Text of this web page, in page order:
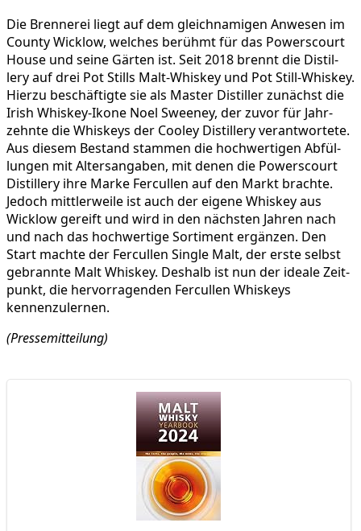
Die Bren­ne­rei liegt auf dem gleich­na­mi­gen Anwe­sen im
Coun­ty Wick­low, wel­ches berühmt für das Powers­court
House und sei­ne Gär­ten ist. Seit 2018 brennt die Distil­
lery auf drei Pot Stills Malt-Whis­key und Pot Still-Whis­key.
Hier­zu beschäf­tig­te sie als Mas­ter Distil­ler zunächst die
Irish Whis­key-Iko­ne Noel Sweeney, der zuvor für Jahr­
zehn­te die Whis­keys der Coo­ley Distil­lery ver­ant­wor­te­te.
Aus die­sem Bestand stam­men die hoch­wer­ti­gen Abfül­
lun­gen mit Alters­an­ga­ben, mit denen die Powers­court
Distil­lery ihre Mar­ke Fer­cul­len auf den Markt brach­te.
Jedoch mitt­ler­wei­le ist auch der eige­ne Whis­key aus
Wick­low gereift und wird in den nächs­ten Jah­ren nach
und nach das hoch­wer­ti­ge Sor­ti­ment ergän­zen. Den
Start mach­te der Fer­cul­len Sin­gle Malt, der ers­te selbst
gebrann­te Malt Whis­key. Des­halb ist nun der idea­le Zeit­
punkt, die her­vor­ra­gen­den Fer­cul­len Whis­keys
kennenzulernen.
(Pres­se­mit­tei­lung)